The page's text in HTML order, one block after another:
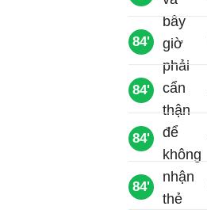
84'
84'
84'
84'